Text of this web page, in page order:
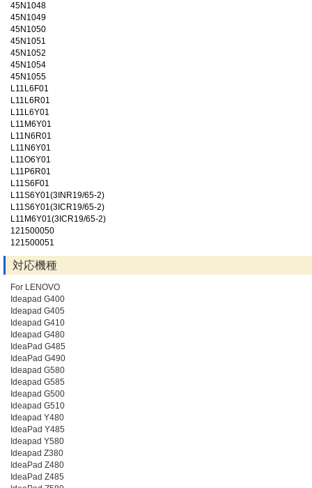
45N1048
45N1049
45N1050
45N1051
45N1052
45N1054
45N1055
L11L6F01
L11L6R01
L11L6Y01
L11M6Y01
L11N6R01
L11N6Y01
L11O6Y01
L11P6R01
L11S6F01
L11S6Y01(3INR19/65-2)
L11S6Y01(3ICR19/65-2)
L11M6Y01(3ICR19/65-2)
121500050
121500051
対応機種
For LENOVO
Ideapad G400
Ideapad G405
Ideapad G410
Ideapad G480
IdeaPad G485
IdeaPad G490
Ideapad G580
Ideapad G585
Ideapad G500
Ideapad G510
Ideapad Y480
IdeaPad Y485
Ideapad Y580
Ideapad Z380
IdeaPad Z480
IdeaPad Z485